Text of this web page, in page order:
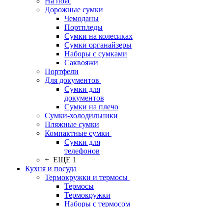
Дорожные сумки
Чемоданы
Портпледы
Сумки на колесиках
Сумки органайзеры
Наборы с сумками
Саквояжи
Портфели
Для документов
Сумки для
документов
Сумки на плечо
Сумки-холодильники
Пляжные сумки
Компактные сумки
Сумки для
телефонов
+ ЕЩЕ 1
Кухня и посуда
Термокружки и термосы
Термосы
Термокружки
Наборы с термосом